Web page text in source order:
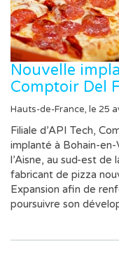
Nouvelle
Comptoir Del
Hauts-de-France, le 25
Filiale d’API Tech,
implanté à Bohain-
l’Aisne, au sud-est
fabricant de pizza
Expansion afin de
poursuivre son